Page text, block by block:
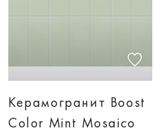
Керамогранит Boost
Color Mint Mosaico